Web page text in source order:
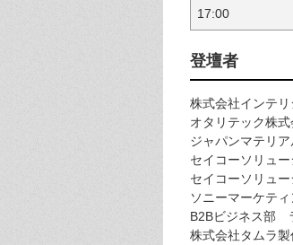
17:00
登壇者
株式会社インテ
オタリテック株
ジャパンマテリ
セイコーソリュ
セイコーソリュ
ソニーマーケテ
B2Bビジネス部
株式会社タムラ